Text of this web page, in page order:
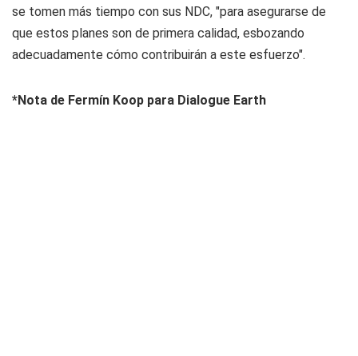
se tomen más tiempo con sus NDC, "para asegurarse de
que estos planes son de primera calidad, esbozando
adecuadamente cómo contribuirán a este esfuerzo".
*Nota de Fermín Koop para Dialogue Earth